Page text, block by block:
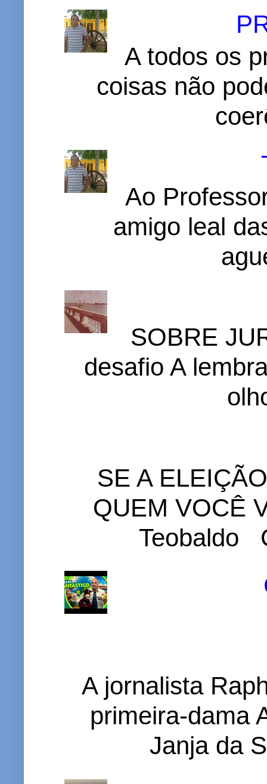
A todos os
coisas não
Ao
amigo leal
SOBRE
desafio A
SE A
QUEM VOCÊ
Teobaldo
A jornalista
primeira-dama
Janja da